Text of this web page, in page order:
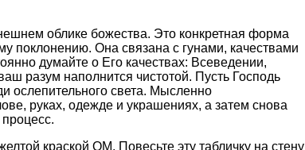
облике божества. Это конкретная форма
поклонению. Она связана с гунами, качествами
думайте о Его качествах: Всеведении,
разум наполнится чистотой. Пусть Господь
ослепительного света. Мысленно
руках, одежде и украшениях, а затем снова
краской ОМ. Повесьте эту табличку на стену